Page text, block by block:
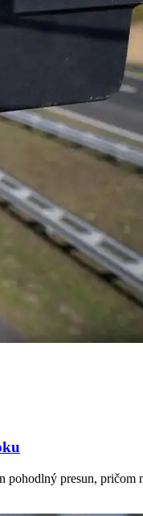
pohodlný presun,